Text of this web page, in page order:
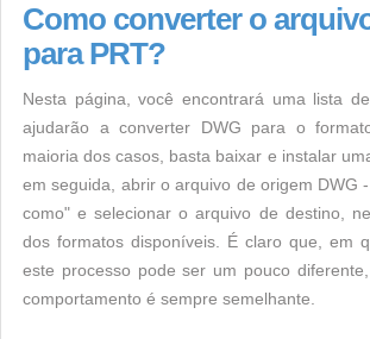
Como converter o
para PRT?
Nesta página, você encontrará uma lista
ajudarão a converter DWG para o
maioria dos casos, basta baixar e instalar
em seguida, abrir o arquivo de origem DWG
como" e selecionar o arquivo de destino,
dos formatos disponíveis. É claro que, em
este processo pode ser um pouco
comportamento é sempre semelhante.